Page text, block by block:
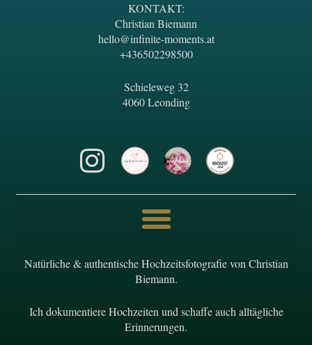
KONTAKT:
Christian Biemann
hello@infinite-moments.at
+436502298500
Schieleweg 32
4060 Leonding
Natürliche & authentische Hochzeitsfotografie von Christian
Biemann.
Ich dokumentiere Hochzeiten und schaffe auch alltägliche
Erinnerungen.